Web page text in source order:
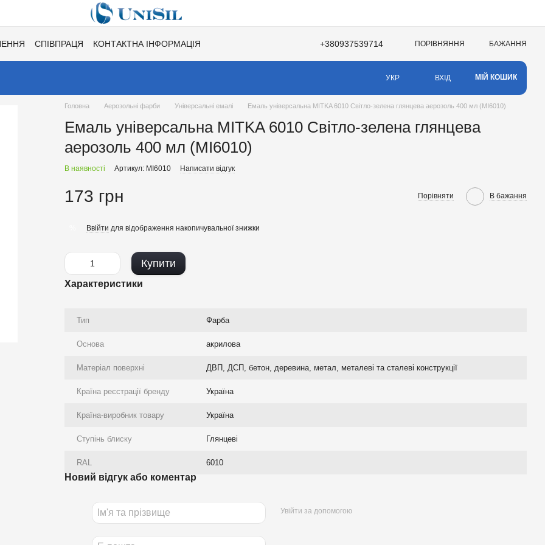
СПІВПРАЦЯ
КОНТАКТНА ІНФОРМАЦІЯ
+380937539714 ПОРІВНЯННЯ БАЖАННЯ
УКР ВХІД МІЙ КОШИК
Головна Аерозольні фарби Універсальні емалі Емаль універсальна MITKA 6010 Світло-зелена глянцева аерозоль 400 мл (MI6010)
Емаль універсальна MITKA 6010 Світло-зелена глянцева
аерозоль 400 мл (MI6010)
В наявності Артикул: MI6010 Написати відгук
173 грн Порівняти В бажання
Ввійти для відображення накопичувальної знижки
Купити
Характеристики
Тип Фарба
Основа акрилова
Матеріал поверхні ДВП, ДСП, бетон, деревина, метал, металеві та сталеві конструкції
Країна реєстрації бренду Україна
Країна-виробник товару Україна
Ступінь блиску Глянцеві
RAL 6010
Новий відгук або коментар
Увійти за допомогою